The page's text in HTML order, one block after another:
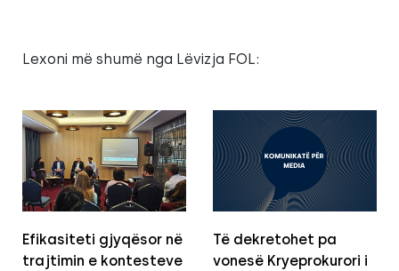
Lexoni më shumë nga Lëvizja FOL:
Efikasiteti gjyqësor në
trajtimin e kontesteve
Të dekretohet pa
vonesë Kryeprokurori i